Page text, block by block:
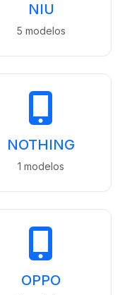
NIU
5 modelos
NOTHING
1 modelos
OPPO